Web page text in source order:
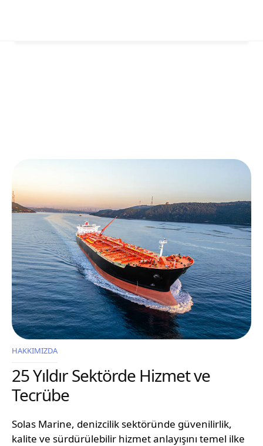
HAKKIMIZDA
25 Yıldır Sektörde Hizmet ve
Tecrübe
Solas Marine, denizcilik sektöründe güvenilirlik,
kalite ve sürdürülebilir hizmet anlayışını temel ilke